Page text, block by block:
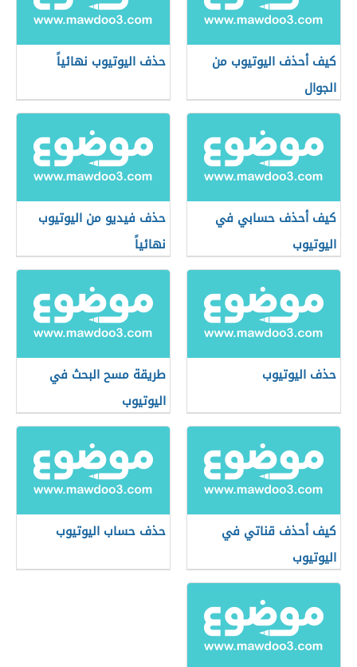
كيف أحذف اليوتيوب من
الجوال
حذف اليوتيوب نهائياً
كيف أحذف حسابي في
اليوتيوب
حذف فيديو من اليوتيوب
نهائياً
حذف اليوتيوب
طريقة مسح البحث في
اليوتيوب
كيف أحذف قناتي في
اليوتيوب
حذف حساب اليوتيوب